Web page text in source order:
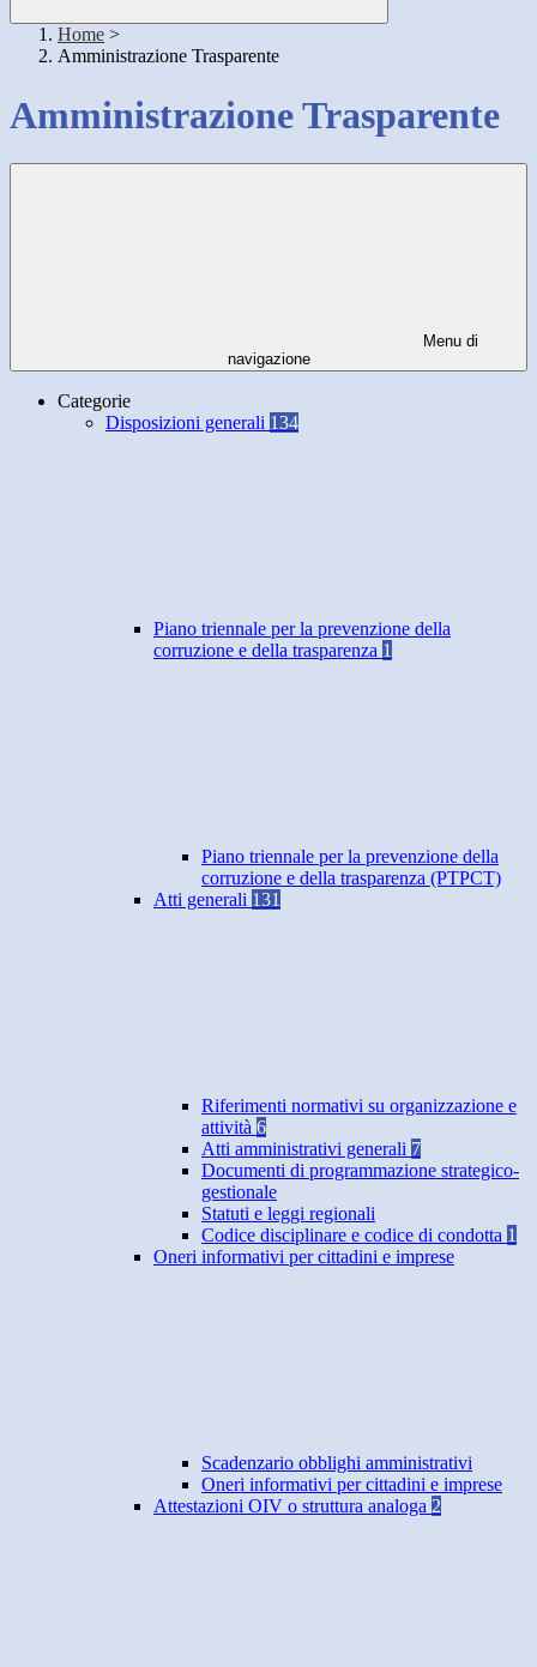
Home >
Amministrazione Trasparente
Amministrazione Trasparente
Menu di
navigazione
Categorie
Disposizioni generali 134
Piano triennale per la prevenzione della
corruzione e della trasparenza 1
Piano triennale per la prevenzione della
corruzione e della trasparenza (PTPCT)
Atti generali 131
Riferimenti normativi su organizzazione e
attività 6
Atti amministrativi generali 7
Documenti di programmazione strategico-
gestionale
Statuti e leggi regionali
Codice disciplinare e codice di condotta 1
Oneri informativi per cittadini e imprese
Scadenzario obblighi amministrativi
Oneri informativi per cittadini e imprese
Attestazioni OIV o struttura analoga 2